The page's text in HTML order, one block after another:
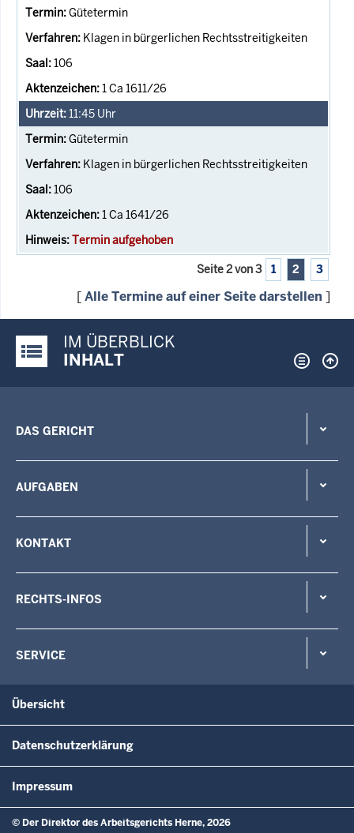
Gütetermin
Klagen in bürgerlichen Rechtsstreitigkeiten
106
1 Ca 1611/26
11:45 Uhr
Gütetermin
Klagen in bürgerlichen Rechtsstreitigkeiten
106
1 Ca 1641/26
Termin aufgehoben
Seite 2 von 3 1 2 3
[Alle Termine auf einer Seite darstellen ]
Justiz-Portal im Überblick:
IM ÜBERBLICK
INHALT
DAS GERICHT
AUFGABEN
KONTAKT
RECHTS-INFOS
SERVICE
Übersicht
Datenschutzerklärung
Impressum
© Der Direktor des Arbeitsgerichts Herne, 2026